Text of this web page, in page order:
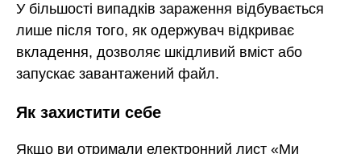
У більшості випадків зараження відбувається
лише після того, як одержувач відкриває
вкладення, дозволяє шкідливий вміст або
запускає завантажений файл.
Як захистити себе
Якщо ви отримали електронний лист «Ми